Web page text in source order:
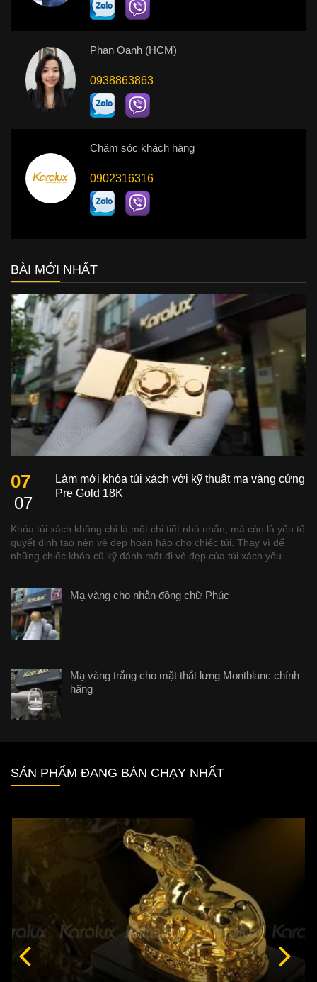
Phan Oanh (HCM)
0938863863
Chăm sóc khách hàng
0902316316
BÀI MỚI NHẤT
07
07
Làm mới khóa túi xách với kỹ thuật mạ vàng cứng
Pre Gold 18K
Khóa túi xách không chỉ là một chi tiết nhỏ nhắn, mà còn là yếu tố
quyết định tạo nên vẻ đẹp hoàn hảo cho chiếc túi. Thay vì để
những chiếc khóa cũ kỹ đánh mất đi vẻ đẹp của túi xách yêu…
Mạ vàng cho nhẫn đồng chữ Phúc
Mạ vàng trắng cho mặt thắt lưng Montblanc chính
hãng
SẢN PHẨM ĐANG BÁN CHẠY NHẤT